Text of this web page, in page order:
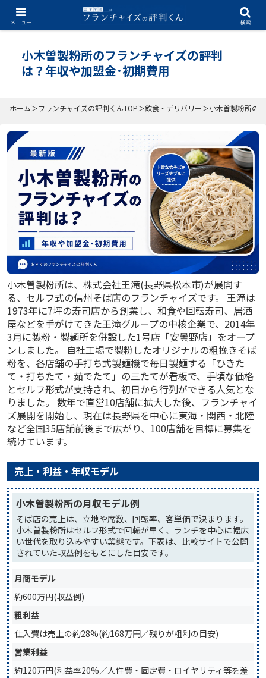
メニュー 検索
2026.07.03
小木曽製粉所のフランチャイズの評判
は？年収や加盟金･初期費用
ホーム フランチャイズの評判くんTOP 飲食・デリバリー 小木曽製粉所の
小木曽製粉所は、株式会社王滝(長野県松本市)が展開す
る、セルフ式の信州そば店のフランチャイズです。 王滝は
1973年に7坪の寿司店から創業し、和食や回転寿司、居酒
屋などを手がけてきた王滝グループの中核企業で、2014年
3月に製粉・製麺所を併設した1号店「安曇野店」をオープ
ンしました。 自社工場で製粉したオリジナルの粗挽きそば
粉を、各店舗の手打ち式製麺機で毎日製麺する「ひきた
て・打ちたて・茹でたて」の三たてが看板で、手頃な価格
とセルフ形式が支持され、初日から行列ができる人気とな
りました。 数年で直営10店舗に拡大した後、フランチャイ
ズ展開を開始し、現在は長野県を中心に東海・関西・北陸
など全国35店舗前後まで広がり、100店舗を目標に募集を
続けています。
売上・利益・年収モデル
小木曽製粉所の月収モデル例
そば店の売上は、立地や席数、回転率、客単価で決まります。
小木曽製粉所はセルフ形式で回転が早く、ランチを中心に幅広
い世代を取り込みやすい業態です。下表は、比較サイトで公開
されていた収益例をもとにした目安です。
月商モデル
約600万円(収益例)
粗利益
仕入費は売上の約28%(約168万円／残りが粗利の目安)
営業利益
約120万円(利益率20%／人件費・固定費・ロイヤリティ等を差